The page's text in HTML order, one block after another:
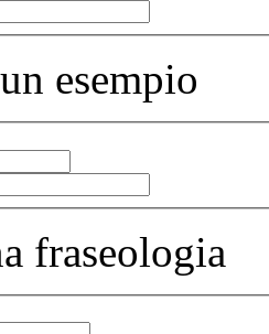
esempio
fraseologia